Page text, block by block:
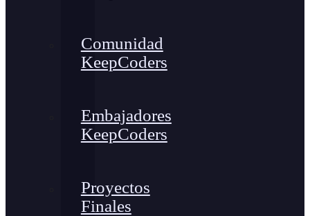
Comunidad
KeepCoders
Embajadores
KeepCoders
Proyectos
Finales